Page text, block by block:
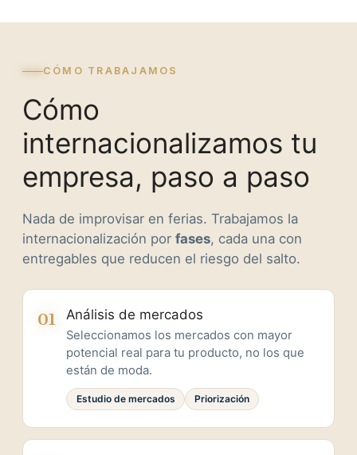
CÓMO TRABAJAMOS
Cómo
internacionalizamos tu
empresa, paso a paso
Nada de improvisar en ferias. Trabajamos la
internacionalización por fases, cada una con
entregables que reducen el riesgo del salto.
01 Análisis de mercados
Seleccionamos los mercados con mayor
potencial real para tu producto, no los que
están de moda.
Estudio de mercados Priorización